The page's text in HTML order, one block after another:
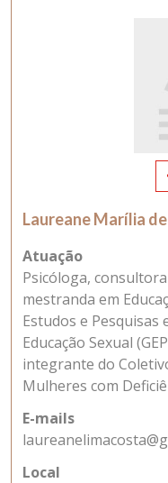
Laureane Marília
Atuação
Psicóloga,
mestranda em
Estudos e Pesquisas
Educação Sexual
integrante do
Mulheres com
E-mails
Local